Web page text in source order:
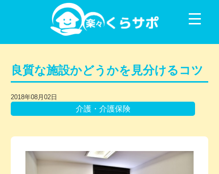
コンテンツに移動
良質な施設かどうかを見分けるコツ
2018年08月02日
介護・介護保険